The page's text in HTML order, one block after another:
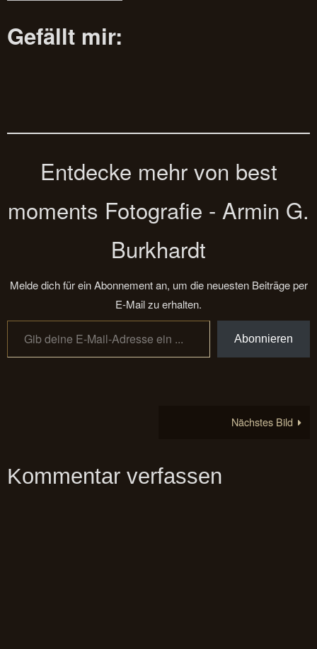
Gefällt mir:
Entdecke mehr von best
moments Fotografie - Armin G.
Burkhardt
Melde dich für ein Abonnement an, um die neuesten Beiträge per
E-Mail zu erhalten.
Gib deine E-Mail-Adresse ein ...
Abonnieren
Nächstes Bild
Kommentar verfassen